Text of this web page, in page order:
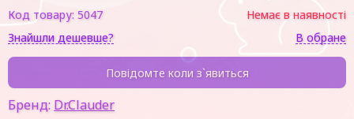
Код товару: 5047
Немає в наявності
Знайшли дешевше?
В обране
Повідомте коли з`явиться
Бренд: Dr.Clauder